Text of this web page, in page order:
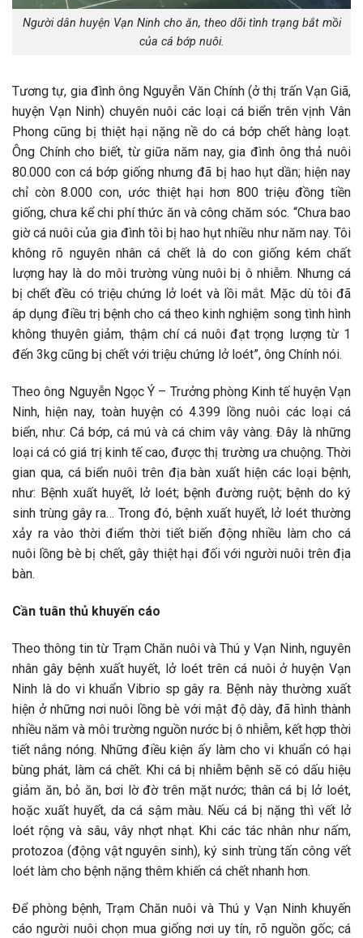
Người dân huyện Vạn Ninh cho ăn, theo dõi tình trạng bắt mồi
của cá bớp nuôi.
Tương tự, gia đình ông Nguyễn Văn Chính (ở thị trấn Vạn Giã,
huyện Vạn Ninh) chuyên nuôi các loại cá biển trên vịnh Vân
Phong cũng bị thiệt hại nặng nề do cá bớp chết hàng loạt.
Ông Chính cho biết, từ giữa năm nay, gia đình ông thả nuôi
80.000 con cá bớp giống nhưng đã bị hao hụt dần; hiện nay
chỉ còn 8.000 con, ước thiệt hại hơn 800 triệu đồng tiền
giống, chưa kể chi phí thức ăn và công chăm sóc. “Chưa bao
giờ cá nuôi của gia đình tôi bị hao hụt nhiều như năm nay. Tôi
không rõ nguyên nhân cá chết là do con giống kém chất
lượng hay là do môi trường vùng nuôi bị ô nhiễm. Nhưng cá
bị chết đều có triệu chứng lở loét và lồi mắt. Mặc dù tôi đã
áp dụng điều trị bệnh cho cá theo kinh nghiệm song tình hình
không thuyên giảm, thậm chí cá nuôi đạt trọng lượng từ 1
đến 3kg cũng bị chết với triệu chứng lở loét”, ông Chính nói.
Theo ông Nguyễn Ngọc Ý – Trưởng phòng Kinh tế huyện Vạn
Ninh, hiện nay, toàn huyện có 4.399 lồng nuôi các loại cá
biển, như: Cá bớp, cá mú và cá chim vây vàng. Đây là những
loại cá có giá trị kinh tế cao, được thị trường ưa chuộng. Thời
gian qua, cá biển nuôi trên địa bàn xuất hiện các loại bệnh,
như: Bệnh xuất huyết, lở loét; bệnh đường ruột; bệnh do ký
sinh trùng gây ra… Trong đó, bệnh xuất huyết, lở loét thường
xảy ra vào thời điểm thời tiết biến động nhiều làm cho cá
nuôi lồng bè bị chết, gây thiệt hại đối với người nuôi trên địa
bàn.
Cần tuân thủ khuyến cáo
Theo thông tin từ Trạm Chăn nuôi và Thú y Vạn Ninh, nguyên
nhân gây bệnh xuất huyết, lở loét trên cá nuôi ở huyện Vạn
Ninh là do vi khuẩn Vibrio sp gây ra. Bệnh này thường xuất
hiện ở những nơi nuôi lồng bè với mật độ dày, đã hình thành
nhiều năm và môi trường nguồn nước bị ô nhiễm, kết hợp thời
tiết nắng nóng. Những điều kiện ấy làm cho vi khuẩn có hại
bùng phát, làm cá chết. Khi cá bị nhiễm bệnh sẽ có dấu hiệu
giảm ăn, bỏ ăn, bơi lờ đờ trên mặt nước; thân cá bị lở loét,
hoặc xuất huyết, da cá sậm màu. Nếu cá bị nặng thì vết lở
loét rộng và sâu, vây nhợt nhạt. Khi các tác nhân như nấm,
protozoa (động vật nguyên sinh), ký sinh trùng tấn công vết
loét làm cho bệnh nặng thêm khiến cá chết nhanh hơn.
Để phòng bệnh, Trạm Chăn nuôi và Thú y Vạn Ninh khuyến
cáo người nuôi chọn mua giống nơi uy tín, rõ nguồn gốc; cá